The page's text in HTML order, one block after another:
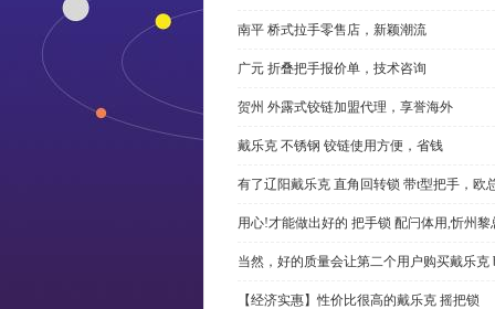
南平 桥式拉手零售店，新颖潮流
广元 折叠把手报价单，技术咨询
贺州 外露式铰链加盟代理，享誉海外
戴乐克 不锈钢 铰链使用方便，省钱
有了辽阳戴乐克 直角回转锁 带t型把手，欧
用心!才能做出好的 把手锁 配闩体用,忻州黎
当然，好的质量会让第二个用户购买戴乐克
【经济实惠】性价比很高的戴乐克 摇把锁